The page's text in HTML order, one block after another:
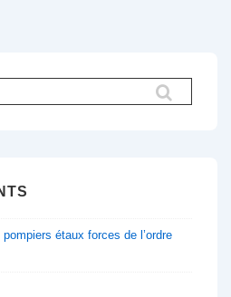
étaux forces de l’ordre